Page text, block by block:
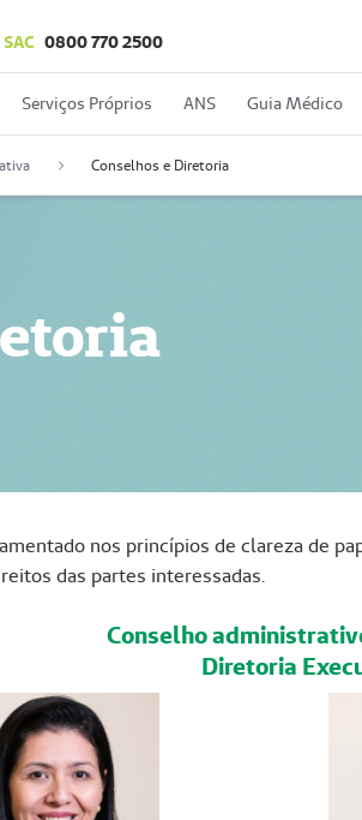
SAC 0800 770 2500
Serviços Próprios ANS Guia Médico
Conselhos e Diretoria
nos princípios de clareza de
das partes interessadas.
Conselho
Diretoria